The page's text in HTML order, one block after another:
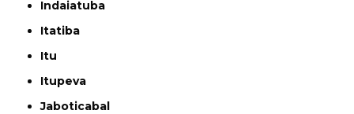
Indaiatuba
Itatiba
Itu
Itupeva
Jaboticabal